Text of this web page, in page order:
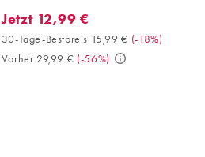
Jetzt 12,99 €. 30-Tage-Bestpreis
Jetzt 12,99 €
30-Tage-Bestpreis 15,99 € (-18%)
Vorher 29,99 € (-56%)